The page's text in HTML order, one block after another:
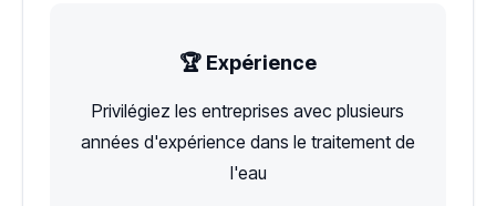
🏆 Expérience
Privilégiez les entreprises avec plusieurs
années d'expérience dans le traitement de
l'eau